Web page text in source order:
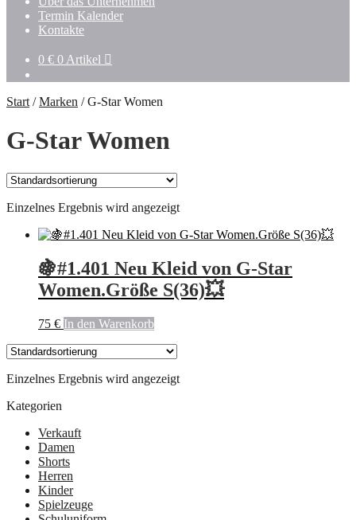
Termin Kalender
Kontakte
0 € 0 Artikel
Start /Marken /G-Star Women
G-Star Women
Einzelnes Ergebnis wird angezeigt
🍇#1.401 Neu Kleid von G-Star
Women.Größe S(36)💥
75 € In den Warenkorb
Einzelnes Ergebnis wird angezeigt
Kategorien
Verkauft
Damen
Shorts
Herren
Kinder
Spielzeuge